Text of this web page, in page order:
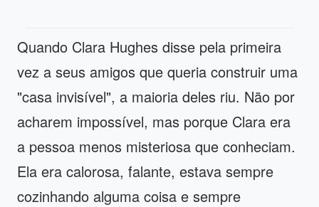
Quando Clara Hughes disse pela primeira
vez a seus amigos que queria construir uma
"casa invisível", a maioria deles riu. Não por
acharem impossível, mas porque Clara era
a pessoa menos misteriosa que conheciam.
Ela era calorosa, falante, estava sempre
cozinhando alguma coisa e sempre